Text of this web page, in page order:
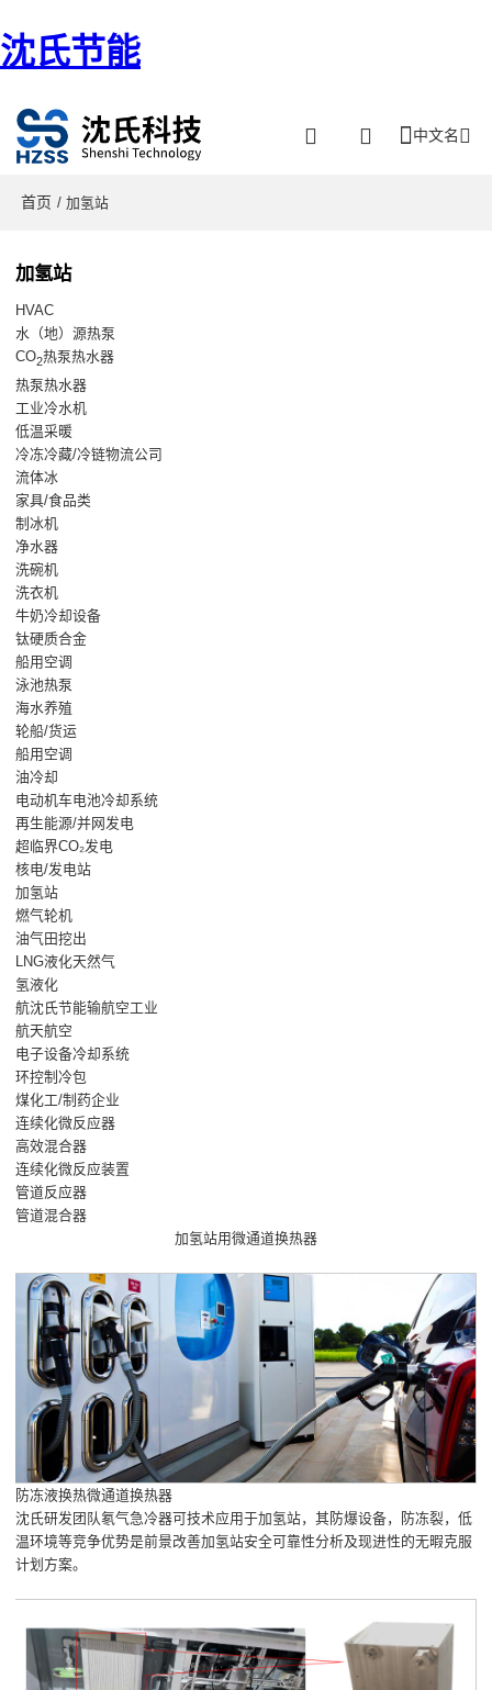
沈氏节能
中文名
首页 / 加氢站
加氢站
HVAC
水（地）源热泵
CO2热泵热水器
热泵热水器
工业冷水机
低温采暖
冷冻冷藏/冷链物流公司
流体冰
家具/食品类
制冰机
净水器
洗碗机
洗衣机
牛奶冷却设备
钛硬质合金
船用空调
泳池热泵
海水养殖
轮船/货运
船用空调
油冷却
电动机车电池冷却系统
再生能源/并网发电
超临界CO₂发电
核电/发电站
加氢站
燃气轮机
油气田挖出
LNG液化天然气
氢液化
航沈氏节能输航空工业
航天航空
电子设备冷却系统
环控制冷包
煤化工/制药企业
连续化微反应器
高效混合器
连续化微反应装置
管道反应器
管道混合器
加氢站用微通道换热器
防冻液换热微通道换热器
沈氏研发团队氡气急冷器可技术应用于加氢站，其防爆设备，防冻裂，低
温环境等竞争优势是前景改善加氢站安全可靠性分析及现进性的无暇克服
计划方案。